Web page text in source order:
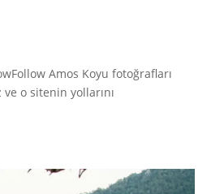
Amos Koyu fotoğrafları
o sitenin yollarını